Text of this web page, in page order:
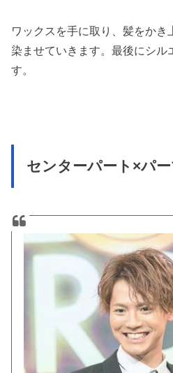
ワックスを手に取り、髪をかき
染ませていきます。最後にシル
す。
センターパート×パー